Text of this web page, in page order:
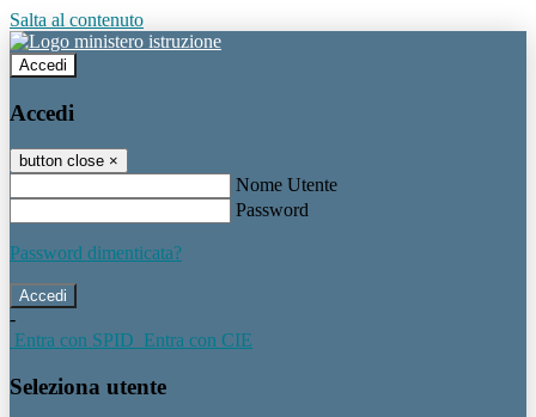
Salta al contenuto
Accedi
Accedi
button close ×
Nome Utente
Password
Password dimenticata?
-
Entra con SPID Entra con CIE
Seleziona utente